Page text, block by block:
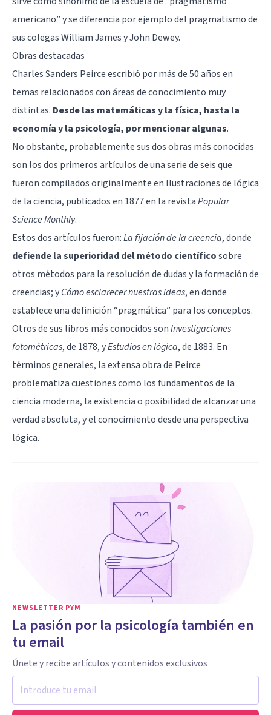
americano” y se diferencia por ejemplo del pragmatismo de
sus colegasWilliam JamesyJohn Dewey.
Obras destacadas
Charles Sanders Peirce escribió por más de 50 años en
temas relacionados con áreas de conocimiento muy
distintas. Desde las matemáticas y la física, hasta la
economía y la psicología, por mencionar algunas.
No obstante, probablemente sus dos obras más conocidas
son los dos primeros artículos de una serie de seis que
fueron compilados originalmente en Ilustraciones de lógica
de la ciencia, publicados en 1877 en la revistaPopular
Science Monthly.
Estos dos artículos fueron:La fijación de la creencia, donde
defiende la superioridad del método científicosobre
otros métodos para la resolución de dudas y la formación de
creencias; yCómo esclarecer nuestras ideas, en donde
establece una definición “pragmática” para los conceptos.
Otros de sus libros más conocidos sonInvestigaciones
fotométricas, de 1878, yEstudios en lógica, de 1883. En
términos generales, la extensa obra de Peirce
problematiza cuestiones como los fundamentos de la
ciencia moderna, la existencia o posibilidad de alcanzar una
verdad absoluta, y el conocimiento desde una perspectiva
lógica.
NEWSLETTER PYM
La pasión por la psicología también en
tu email
Únete y recibe artículos y contenidos exclusivos